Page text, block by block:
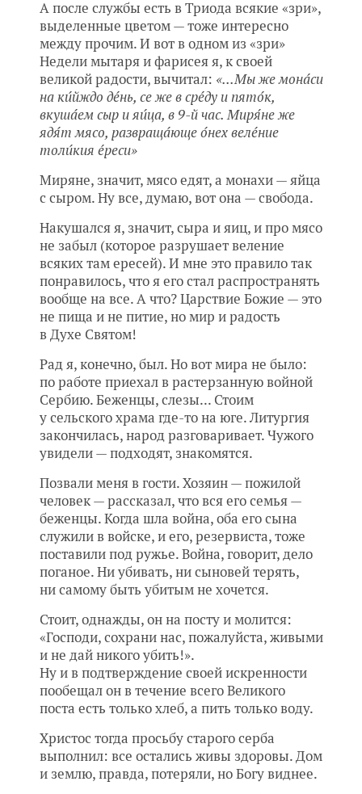
А после службы есть в Триода всякие «зри»,
выделенные цветом — тоже интересно
между прочим. И вот в одном из «зри»
Недели мытаря и фарисея я, к своей
великой радости, вычитал: «...Мы же мона́си
на ки́йждо де́нь, се же в сре́ду и пято́к,
вкуша́ем сыр и яи́ца, в 9-й час. Миря́не же
ядя́т мясо, развраща́юще о́нех веле́ние
толи́кия е́реси»
Миряне, значит, мясо едят, а монахи — яйца
с сыром. Ну все, думаю, вот она — свобода.
Накушался я, значит, сыра и яиц, и про мясо
не забыл (которое разрушает веление
всяких там ересей). И мне это правило так
понравилось, что я его стал распространять
вообще на все. А что? Царствие Божие — это
не пища и не питие, но мир и радость
в Духе Святом!
Рад я, конечно, был. Но вот мира не было:
по работе приехал в растерзанную войной
Сербию. Беженцы, слезы... Стоим
у сельского храма где-то на юге. Литургия
закончилась, народ разговаривает. Чужого
увидели — подходят, знакомятся.
Позвали меня в гости. Хозяин — пожилой
человек — рассказал, что вся его семья —
беженцы. Когда шла война, оба его сына
служили в войске, и его, резервиста, тоже
поставили под ружье. Война, говорит, дело
поганое. Ни убивать, ни сыновей терять,
ни самому быть убитым не хочется.
Стоит, однажды, он на посту и молится:
«Господи, сохрани нас, пожалуйста, живыми
и не дай никого убить!».
Ну и в подтверждение своей искренности
пообещал он в течение всего Великого
поста есть только хлеб, а пить только воду.
Христос тогда просьбу старого серба
выполнил: все остались живы здоровы. Дом
и землю, правда, потеряли, но Богу виднее.